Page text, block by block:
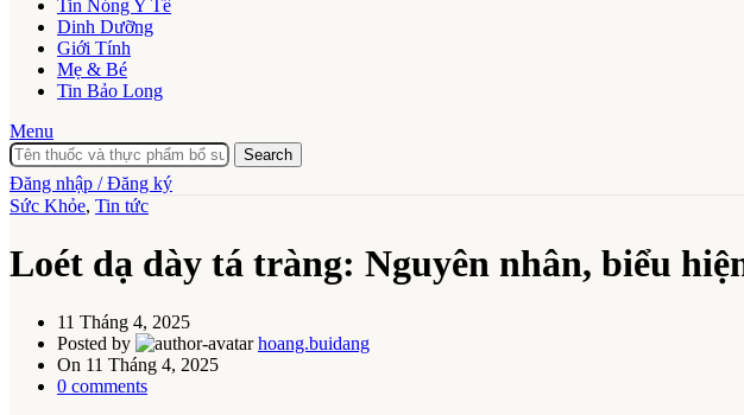
Tin Nóng Y Tế
Dinh Dưỡng
Giới Tính
Mẹ & Bé
Tin Bảo Long
Menu
Search
Đăng nhập / Đăng ký
Sức Khỏe, Tin tức
Loét dạ dày tá tràng: Nguyên nhân, biểu
11 Tháng 4, 2025
Posted by
hoang.buidang
On 11 Tháng 4, 2025
0 comments